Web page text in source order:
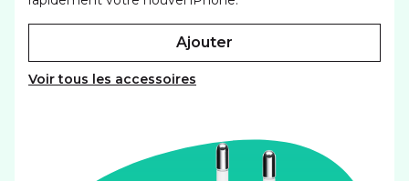
ajouter
Voir tous les accessoires